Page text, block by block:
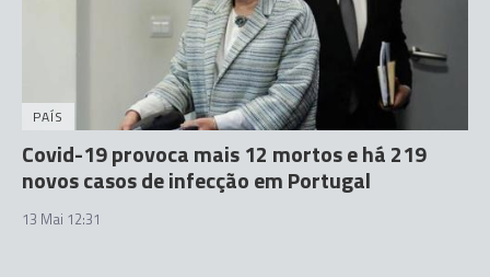
PAÍS
Covid-19 provoca mais 12 mortos e há 219
novos casos de infecção em Portugal
13 Mai 12:31